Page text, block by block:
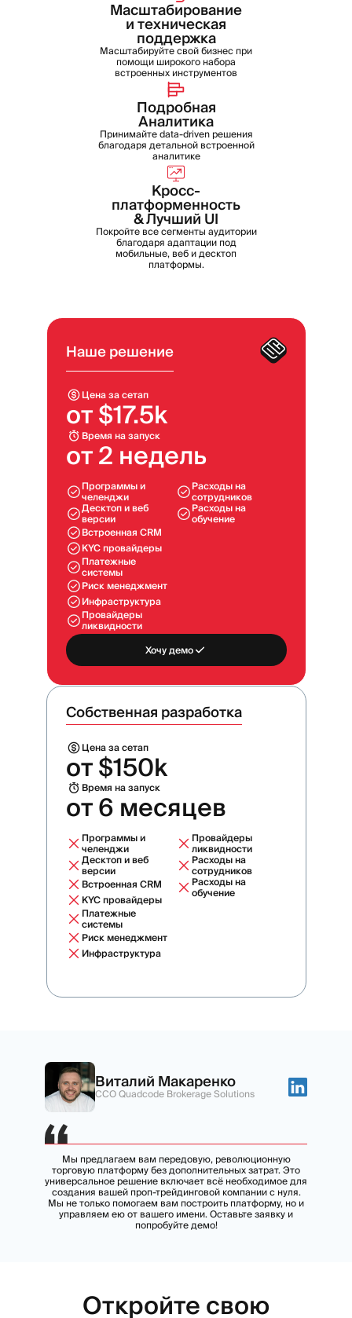
Масштабирование
и техническая
поддержка
Масштабируйте свой бизнес при
помощи широкого набора
встроенных инструментов
Подробная
Аналитика
Принимайте data-driven решения
благодаря детальной встроенной
аналитике
Кросс-
платформенность
& Лучший UI
Покройте все сегменты аудитории
благодаря адаптации под
мобильные, веб и десктоп
платформы.
Наше решение
Цена за сетап
от $17.5k
Время на запуск
от 2 недель
Программы и
челенджи
Десктоп и веб
версии
Встроенная CRM
KYC провайдеры
Платежные
системы
Риск менеджмент
Инфраструктура
Провайдеры
ликвидности
Расходы на
сотрудников
Расходы на
обучение
Хочу демо
Собственная разработка
Цена за сетап
от $150k
Время на запуск
от 6 месяцев
Программы и
челенджи
Десктоп и веб
версии
Встроенная CRM
KYC провайдеры
Платежные
системы
Риск менеджмент
Инфраструктура
Провайдеры
ликвидности
Расходы на
сотрудников
Расходы на
обучение
Виталий Макаренко
CCO Quadcode Brokerage Solutions
Мы предлагаем вам передовую, революционную
торговую платформу без дополнительных затрат. Это
универсальное решение включает всё необходимое для
создания вашей проп-трейдинговой компании с нуля.
Мы не только помогаем вам построить платформу, но и
управляем ею от вашего имени. Оставьте заявку и
попробуйте демо!
Откройте свою